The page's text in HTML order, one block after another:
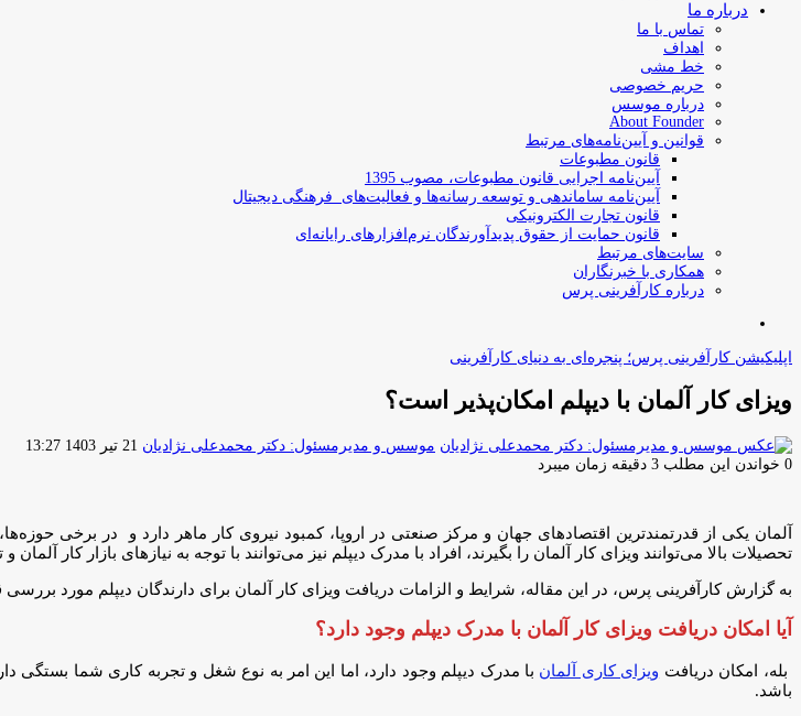
درباره ما
تماس با ما
اهداف
خط مشی
حریم خصوصی
درباره موسس
About Founder
قوانین و آیین‌نامه‌های مرتبط
‌قانون مطبوعات
آیین‌نامه اجرایی قانون مطبوعات، مصوب 1395
آیین‌نامه سامان­دهی و توسعه رسانه­‌ها و فعالیت‌­های فرهنگی دیجیتال
قانون تجارت الکترونیکی
قانون حمایت از حقوق پدیدآورندگان نرم‌افزارهای رایانه‌ای
سایت‌های مرتبط
همکاری با خبرنگاران
درباره کارآفرینی پرس
اپلیکیشن کارآفرینی پرس؛ پنجره‌ای به دنیای کارآفرینی
ویزای کار آلمان با دیپلم امکان‌پذیر است؟
موسس و مدیرمسئول: دکتر محمدعلی نژادیان ارسال
21 تیر 1403 13:27
0 خواندن این مطلب 3 دقیقه زمان میبرد
آلمان یکی از قدرتمندترین اقتصادهای جهان و مرکز صنعتی در اروپا، کمبود نیروی کار ماهر دارد و در برخی
تحصیلات بالا می‌توانند ویزای کار آلمان را بگیرند، افراد با مدرک دیپلم نیز می‌توانند با توجه به نیازهای بازار کار
به گزارش کارآفرینی پرس، در این مقاله، شرایط و الزامات دریافت ویزای کار آلمان برای دارندگان دیپلم مورد بررسی
آیا امکان دریافت ویزای کار آلمان با مدرک دیپلم وجود دارد؟
بله، امکان دریافت ویزای کاری آلمان با مدرک دیپلم وجود دارد، اما این امر به نوع شغل و تجربه کاری شما
باشد.